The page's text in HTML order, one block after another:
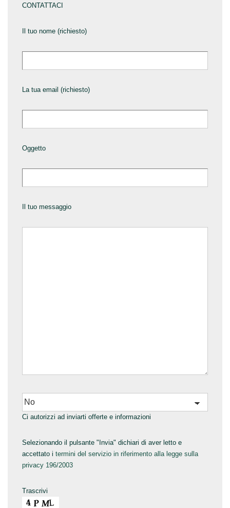
CONTATTACI
Il tuo nome (richiesto)
La tua email (richiesto)
Oggetto
Il tuo messaggio
Ci autorizzi ad inviarti offerte e informazioni
Selezionando il pulsante "Invia" dichiari di aver letto e
accettato i termini del servizio in riferimento alla legge sulla
privacy 196/2003
Trascrivi